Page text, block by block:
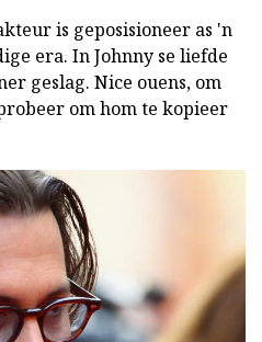
is geposisioneer as 'n
era. In Johnny se liefde
geslag. Nice ouens, om
om hom te kopieer